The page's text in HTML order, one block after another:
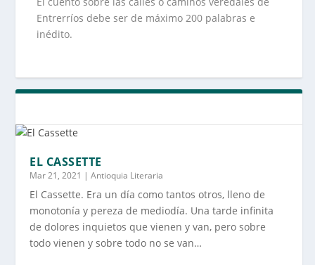
Entrerríos debe ser de máximo 200 palabras e
inédito.
EL CASSETTE
Mar 21, 2021 |Antioquia Literaria
El Cassette. Era un día como tantos otros, lleno de
monotonía y pereza de mediodía. Una tarde infinita
de dolores inquietos que vienen y van, pero sobre
todo vienen y sobre todo no se van…